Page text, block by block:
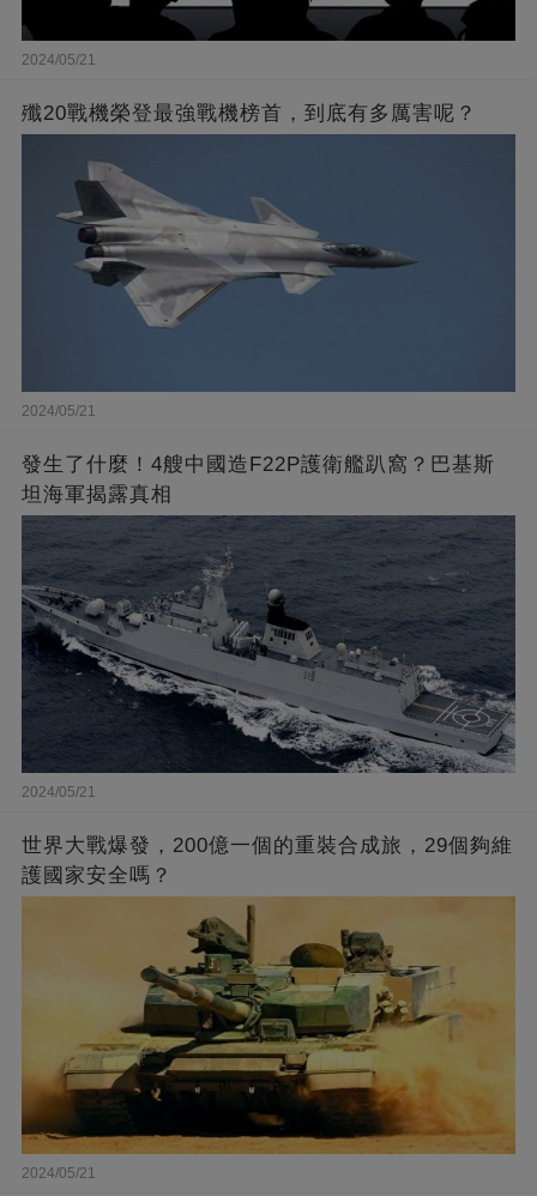
2024/05/21
殲20戰機榮登最強戰機榜首，到底有多厲害呢？
2024/05/21
發生了什麼！4艘中國造F22P護衛艦趴窩？巴基斯
坦海軍揭露真相
2024/05/21
世界大戰爆發，200億一個的重裝合成旅，29個夠維
護國家安全嗎？
2024/05/21